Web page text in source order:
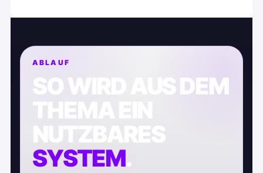
ABLAUF
SO WIRD AUS DEM
THEMA EIN
NUTZBARES
SYSTEM.